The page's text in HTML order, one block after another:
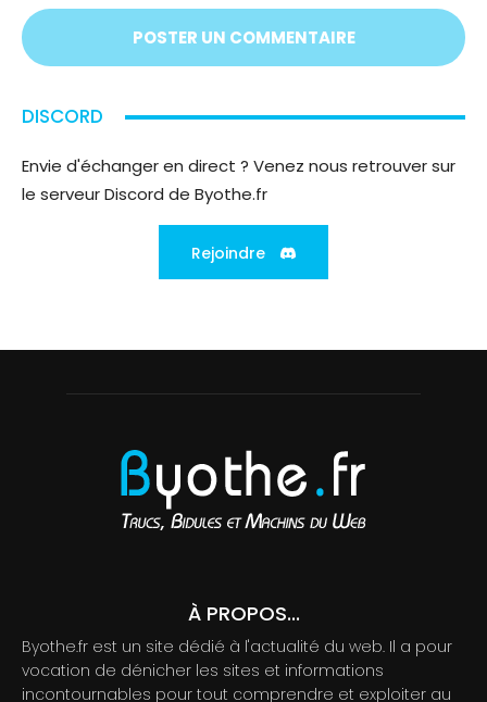
;)
DISCORD
Envie d'échanger en direct ? Venez nous retrouver sur
le serveur Discord de Byothe.fr
Rejoindre
À PROPOS...
Byothe.fr est un site dédié à l'actualité du web. Il a pour
vocation de dénicher les sites et informations
incontournables pour tout comprendre et exploiter au